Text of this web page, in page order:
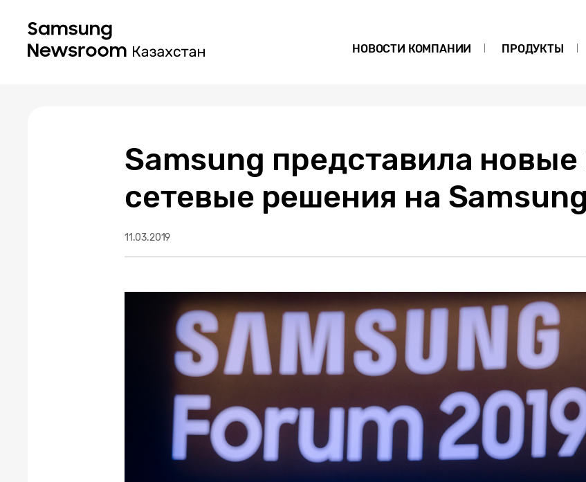
НОВОСТИ КОМПАНИИ ПРОДУКТЫ
Samsung представила
сетевые решения на
11.03.2019